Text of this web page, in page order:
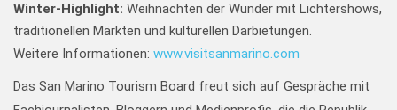
Winter-Highlight: Weihnachten der Wunder mit Lichtershows,
traditionellen Märkten und kulturellen Darbietungen.
Weitere Informationen: www.visitsanmarino.com
Das San Marino Tourism Board freut sich auf Gespräche mit